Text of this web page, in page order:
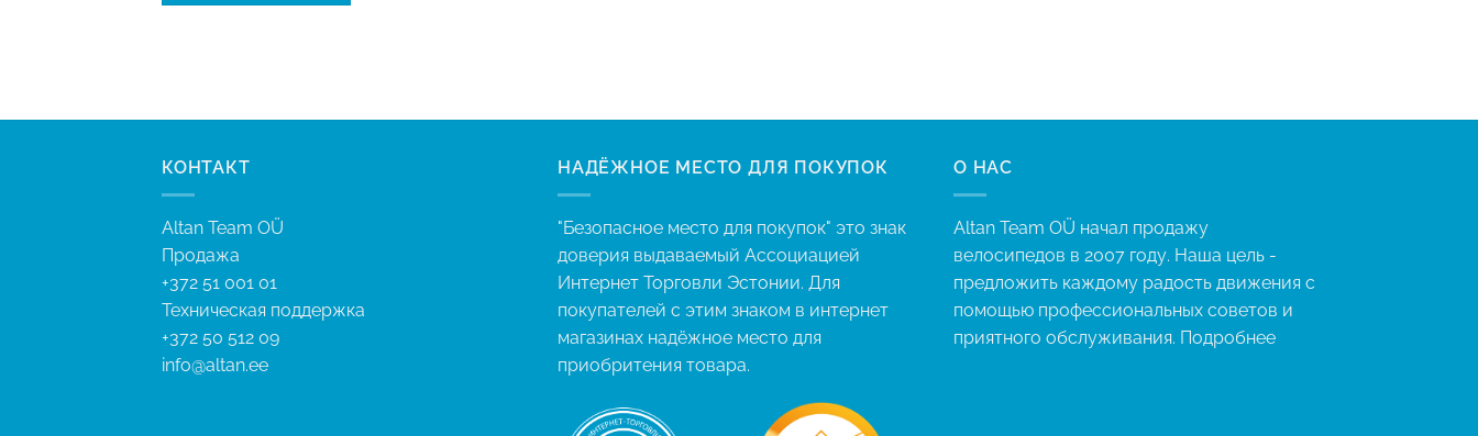
КОНТАКТ
Altan Team OÜ
Продажа
+372 51 001 01
Техническая поддержка
+372 50 512 09
info@altan.ee
НАДЁЖНОЕ МЕСТО ДЛЯ ПОКУПОК
"Безопасное место для покупок" это знак
доверия выдаваемый Ассоциацией
Интернет Торговли Эстонии. Для
покупателей с этим знаком в интернет
магазинах надёжное место для
приобритения товара.
O HAC
Altan Team OÜ начал продажу
велосипедов в 2007 году. Наша цель -
предложить каждому радость движения с
помощью профессиональных советов и
приятного обслуживания. Подробнее